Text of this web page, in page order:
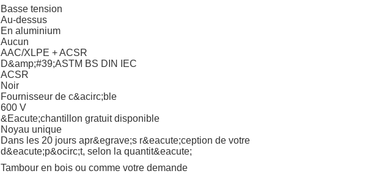
Basse tension
Au-dessus
En aluminium
Aucun
AAC/XLPE + ACSR
D&amp;#39;ASTM BS DIN IEC
ACSR
Noir
Fournisseur de c&acirc;ble
600 V
&Eacute;chantillon gratuit disponible
Noyau unique
Dans les 20 jours apr&egrave;s r&eacute;ception de votre
d&eacute;p&ocirc;t, selon la quantit&eacute;
Tambour en bois ou comme votre demande